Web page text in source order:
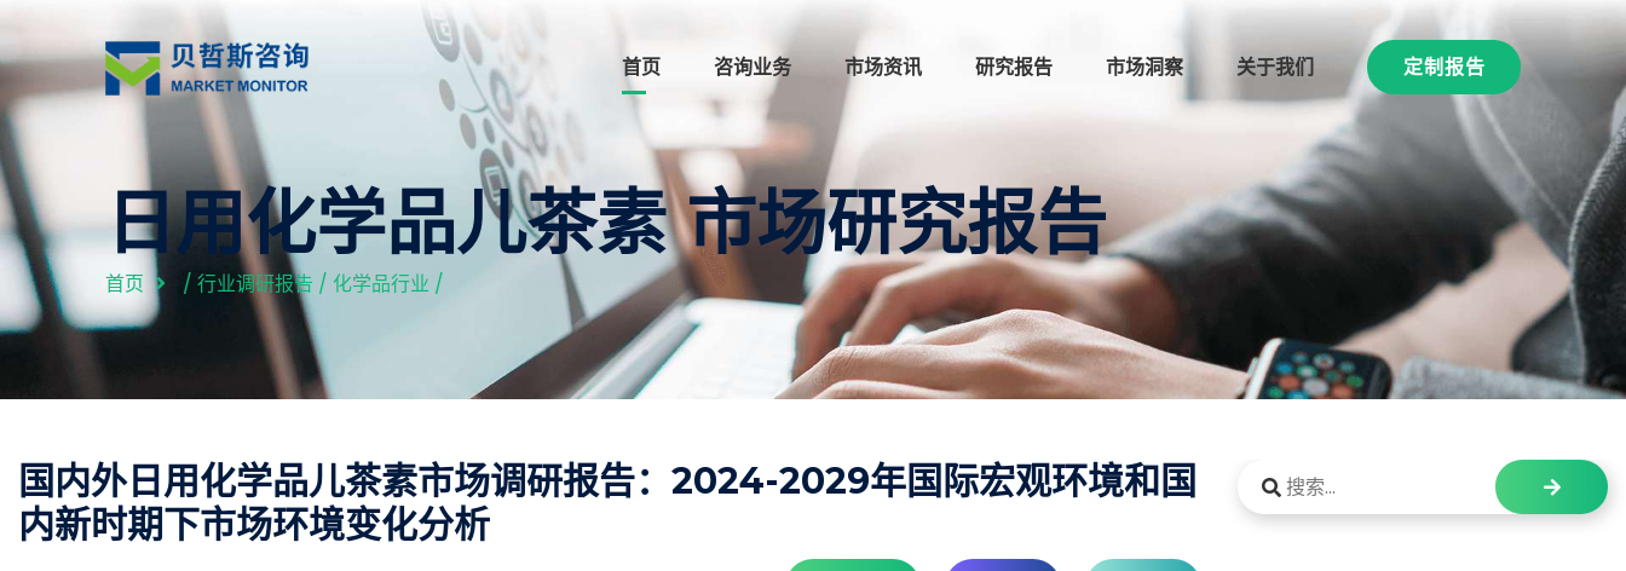
首页 咨询业务 市场资讯 研究报告 市场洞察 关于我们 定制报告
日用化学品儿茶素 市场研究报告
首页 / 行业调研报告 / 化学品行业 /
国内外日用化学品儿茶素市场调研报告：2024-2029年国际宏观环境和国
内新时期下市场环境变化分析